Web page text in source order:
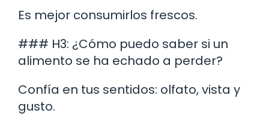
Es mejor consumirlos frescos.
### H3: ¿Cómo puedo saber si un
alimento se ha echado a perder?
Confía en tus sentidos: olfato, vista y
gusto.